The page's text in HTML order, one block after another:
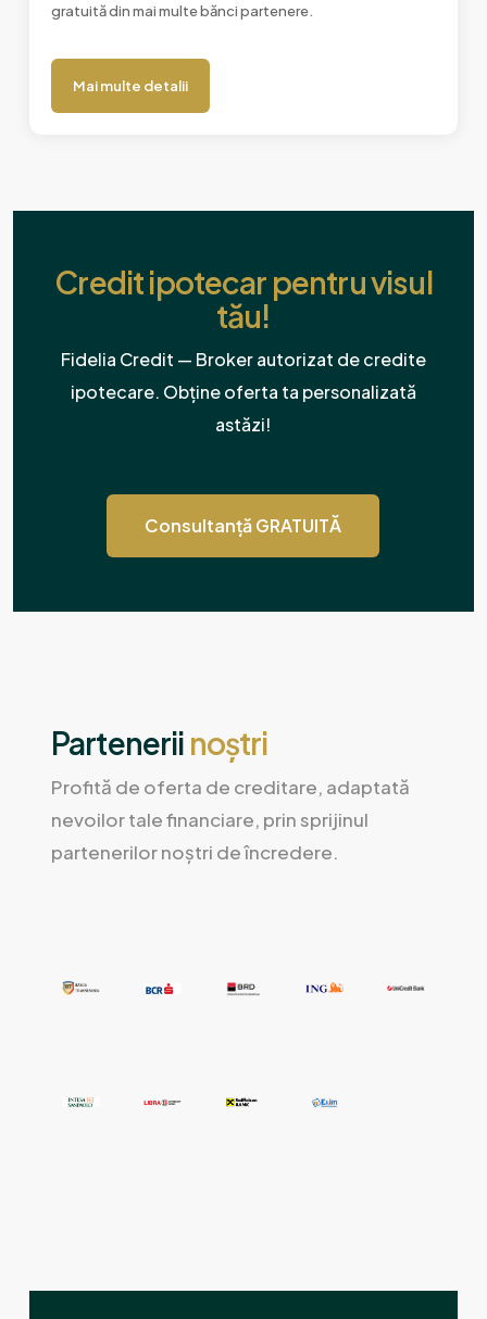
gratuită din mai multe bănci partenere.
Mai multe detalii
Credit ipotecar pentru visul
tău!
Fidelia Credit — Broker autorizat de credite
ipotecare. Obține oferta ta personalizată
astăzi!
Consultanță GRATUITĂ
Partenerii noștri
Profită de oferta de creditare, adaptată
nevoilor tale financiare, prin sprijinul
partenerilor noștri de încredere.